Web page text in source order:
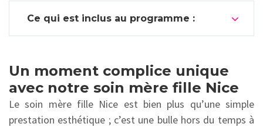
Ce qui est inclus au programme :
Un moment complice unique
avec notre soin mère fille Nice
Le soin mère fille Nice est bien plus qu’une simple
prestation esthétique ; c’est une bulle hors du temps à